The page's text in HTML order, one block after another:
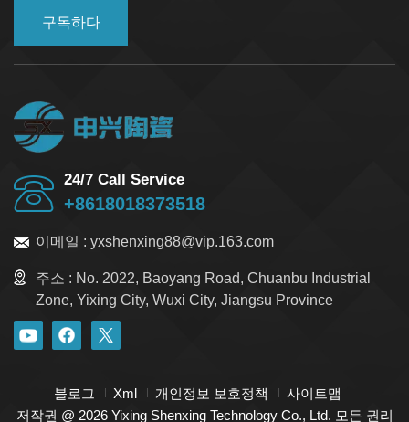
구독하다
24/7 Call Service
+8618018373518
이메일 : yxshenxing88@vip.163.com
주소 : No. 2022, Baoyang Road, Chuanbu Industrial
Zone, Yixing City, Wuxi City, Jiangsu Province
블로그 Xml 개인정보 보호정책
사이트맵
저작권 @ 2026 Yixing Shenxing Technology Co., Ltd. 모든 권리